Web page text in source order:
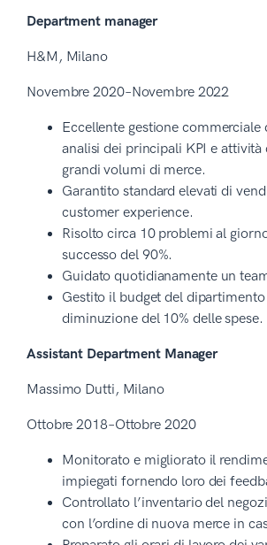
Department manager
H&M, Milano
Novembre 2020–Novembre 2022
Eccellente gestione commerciale
analisi dei principali KPI e
grandi volumi di merce.
Garantito standard elevati di
customer experience.
Risolto circa 10 problemi al
successo del 90%.
Guidato quotidianamente un
Gestito il budget del
diminuzione del 10% delle spese.
Assistant Department Manager
Massimo Dutti, Milano
Ottobre 2018–Ottobre 2020
Monitorato e migliorato il
impiegati fornendo loro dei
Controllato l’inventario del
con l’ordine di nuova merce in